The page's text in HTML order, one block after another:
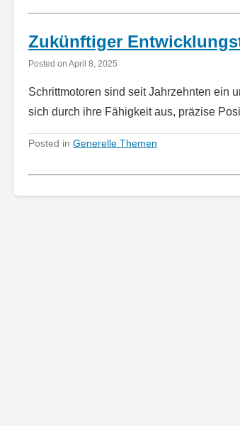
Zukünftiger
Posted on April 8, 2025
Schrittmotoren sind seit Jahrzehnten ein
sich durch ihre Fähigkeit aus, präzise
Posted in Generelle Themen